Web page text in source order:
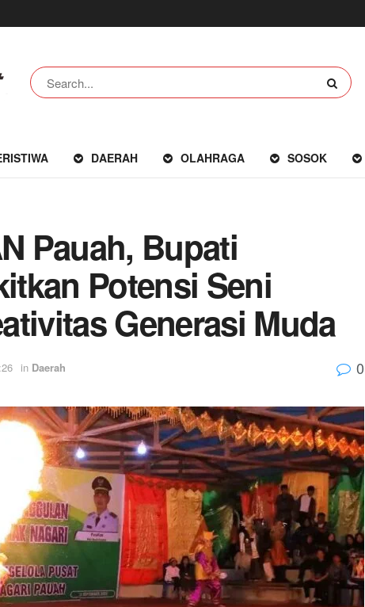
DAERAH OLAHRAGA SOSOK
Pauah, Bupati
Potensi Seni
Generasi Muda
in Daerah 0